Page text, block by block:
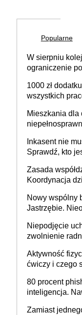
Popularne
W sierpniu
ograniczenie
może objąć
1000 zł
wszystkich
Mieszkania dla
samodzielnie
Inkasent nie
Sprawdź, kto
Zasada
Koordynacja
Nowy wspólny
Jastrzębie.
Niepodjęcie
zwolnienie
rozstrzygać
Aktywność
ćwiczy i czego
80 procent
inteligencja.
Zamiast